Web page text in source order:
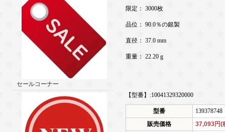
セールコーナー
限定： 3000枚
品位： 90.0％の銀製
直径： 37.0 mm
重量： 22.20 g
【型番】:10041329320000
型番
139378748
販売価格
37,093円(